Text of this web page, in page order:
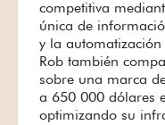
competitiva
única de
y la
Rob también
sobre una marca
a 650 000 dólares
optimizando su